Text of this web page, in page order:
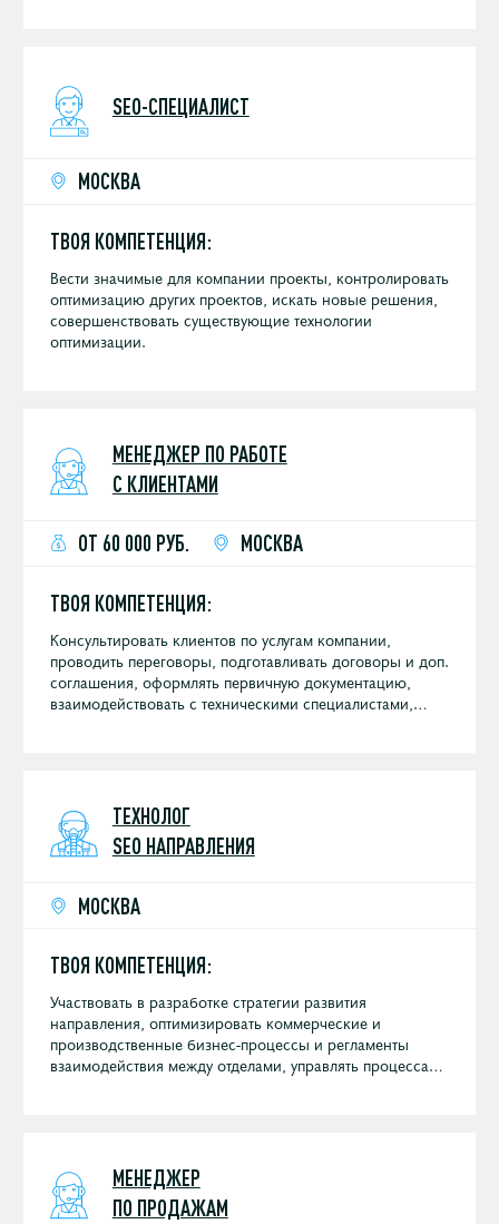
сотрудники).
SEO-СПЕЦИАЛИСТ
МОСКВА
ТВОЯ КОМПЕТЕНЦИЯ:
Вести значимые для компании проекты, контролировать
оптимизацию других проектов, искать новые решения,
совершенствовать существующие технологии
оптимизации.
МЕНЕДЖЕР ПО РАБОТЕ
С КЛИЕНТАМИ
ОТ 60 000 РУБ. МОСКВА
ТВОЯ КОМПЕТЕНЦИЯ:
Консультировать клиентов по услугам компании,
проводить переговоры, подготавливать договоры и доп.
соглашения, оформлять первичную документацию,
взаимодействовать с техническими специалистами,
ТЕХНОЛОГ
SEO НАПРАВЛЕНИЯ
МОСКВА
ТВОЯ КОМПЕТЕНЦИЯ:
Участвовать в разработке стратегии развития
направления, оптимизировать коммерческие и
производственные бизнес-процессы и регламенты
взаимодействия между отделами, управлять процессами
МЕНЕДЖЕР
ПО ПРОДАЖАМ